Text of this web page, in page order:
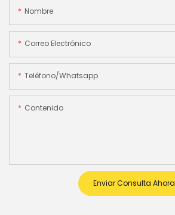
Nombre
Correo Electrónico
Teléfono/whatsapp
Contenido
Enviar Consulta Ahora